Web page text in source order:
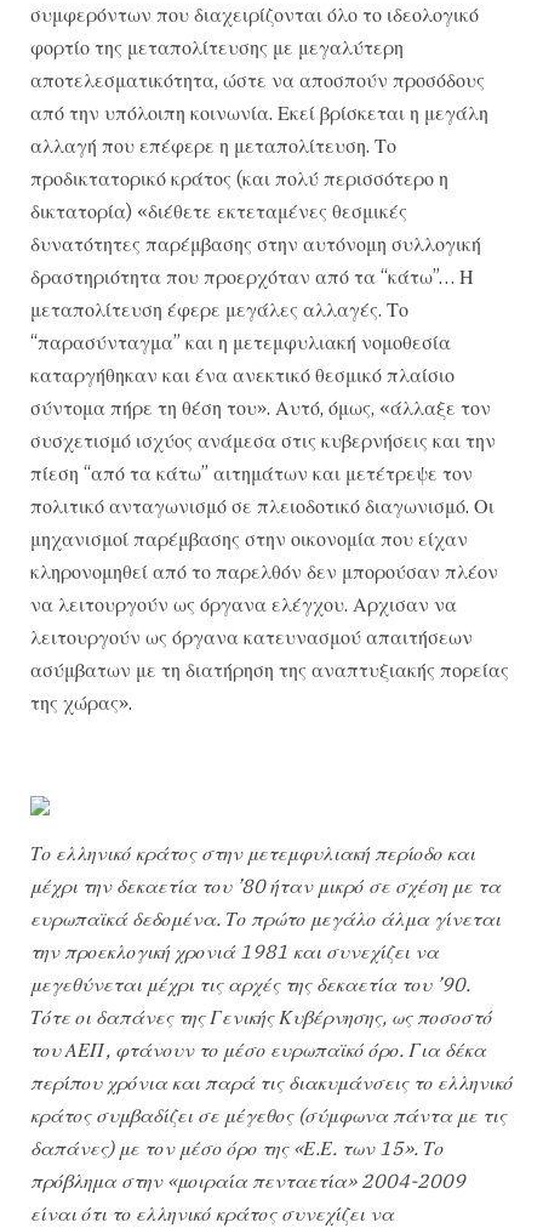
συμφερόντων που διαχειρίζονται όλο το ιδεολογικό
φορτίο της μεταπολίτευσης με μεγαλύτερη
αποτελεσματικότητα, ώστε να αποσπούν προσόδους
από την υπόλοιπη κοινωνία. Εκεί βρίσκεται η μεγάλη
αλλαγή που επέφερε η μεταπολίτευση. Το
προδικτατορικό κράτος (και πολύ περισσότερο η
δικτατορία) «διέθετε εκτεταμένες θεσμικές
δυνατότητες παρέμβασης στην αυτόνομη συλλογική
δραστηριότητα που προερχόταν από τα “κάτω”… Η
μεταπολίτευση έφερε μεγάλες αλλαγές. Το
“παρασύνταγμα” και η μετεμφυλιακή νομοθεσία
καταργήθηκαν και ένα ανεκτικό θεσμικό πλαίσιο
σύντομα πήρε τη θέση του». Αυτό, όμως, «άλλαξε τον
συσχετισμό ισχύος ανάμεσα στις κυβερνήσεις και την
πίεση “από τα κάτω” αιτημάτων και μετέτρεψε τον
πολιτικό ανταγωνισμό σε πλειοδοτικό διαγωνισμό. Οι
μηχανισμοί παρέμβασης στην οικονομία που είχαν
κληρονομηθεί από το παρελθόν δεν μπορούσαν πλέον
να λειτουργούν ως όργανα ελέγχου. Αρχισαν να
λειτουργούν ως όργανα κατευνασμού απαιτήσεων
ασύμβατων με τη διατήρηση της αναπτυξιακής πορείας
της χώρας».
Το ελληνικό κράτος στην μετεμφυλιακή περίοδο και
μέχρι την δεκαετία του ’80 ήταν μικρό σε σχέση με τα
ευρωπαϊκά δεδομένα. Το πρώτο μεγάλο άλμα γίνεται
την προεκλογική χρονιά 1981 και συνεχίζει να
μεγεθύνεται μέχρι τις αρχές της δεκαετία του ’90.
Τότε οι δαπάνες της Γενικής Κυβέρνησης, ως ποσοστό
του ΑΕΠ, φτάνουν το μέσο ευρωπαϊκό όρο. Για δέκα
περίπου χρόνια και παρά τις διακυμάνσεις το ελληνικό
κράτος συμβαδίζει σε μέγεθος (σύμφωνα πάντα με τις
δαπάνες) με τον μέσο όρο της «Ε.Ε. των 15». Το
πρόβλημα στην «μοιραία πενταετία» 2004-2009
είναι ότι το ελληνικό κράτος συνεχίζει να